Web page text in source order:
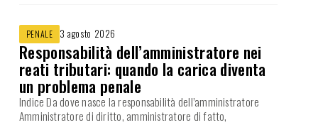
PENALE 3 agosto 2026
Responsabilità dell’amministratore nei
reati tributari: quando la carica diventa
un problema penale
Indice Da dove nasce la responsabilità dell’amministratore
Amministratore di diritto, amministratore di fatto,